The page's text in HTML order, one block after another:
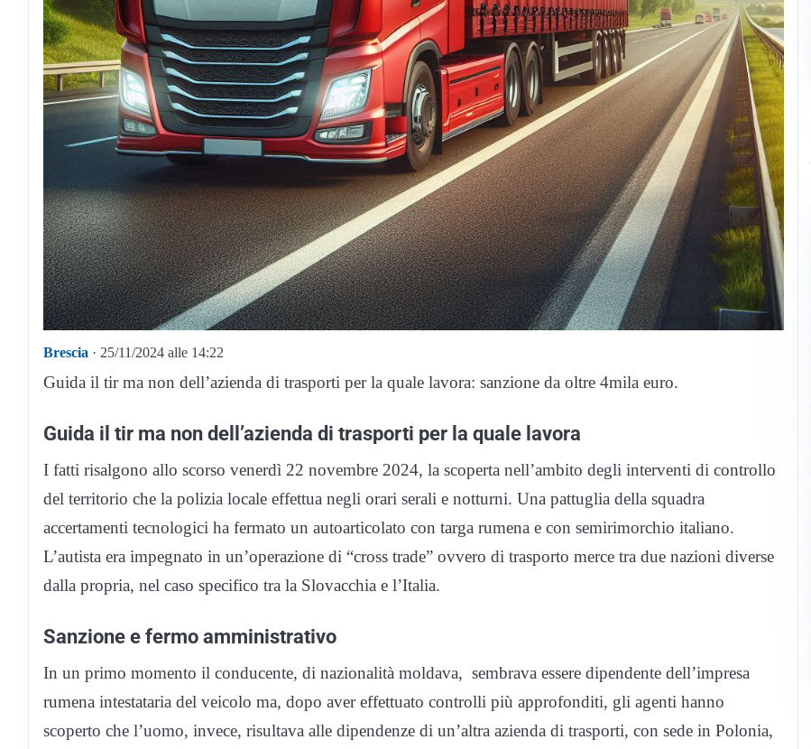
Brescia · 25/11/2024 alle 14:22
Guida il tir ma non dell’azienda di trasporti per la quale lavora: sanzione da oltre 4mila euro.
Guida il tir ma non dell’azienda di trasporti per la quale lavora
I fatti risalgono allo scorso venerdì 22 novembre 2024, la scoperta nell’ambito degli interventi di controllo
del territorio che la polizia locale effettua negli orari serali e notturni. Una pattuglia della squadra
accertamenti tecnologici ha fermato un autoarticolato con targa rumena e con semirimorchio italiano.
L’autista era impegnato in un’operazione di “cross trade” ovvero di trasporto merce tra due nazioni diverse
dalla propria, nel caso specifico tra la Slovacchia e l’Italia.
Sanzione e fermo amministrativo
In un primo momento il conducente, di nazionalità moldava, sembrava essere dipendente dell’impresa
rumena intestataria del veicolo ma, dopo aver effettuato controlli più approfonditi, gli agenti hanno
scoperto che l’uomo, invece, risultava alle dipendenze di un’altra azienda di trasporti, con sede in Polonia,